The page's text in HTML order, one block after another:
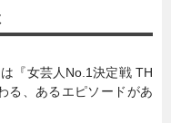
『女芸人No.1決定戦 TH
る、あるエピソードがあ